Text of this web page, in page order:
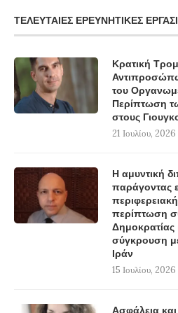
ΤΕΛΕΥΤΑΊΕΣ ΕΡΕΥΝΗΤΙΚΈΣ
Κρατική
του
Περίπτωση
στους
21 Ιουλίου, 2026
Η αμυντική
παράγοντας
περίπτωση
Δημοκρατίας
σύγκρουση
Ιράν
15 Ιουλίου, 2026